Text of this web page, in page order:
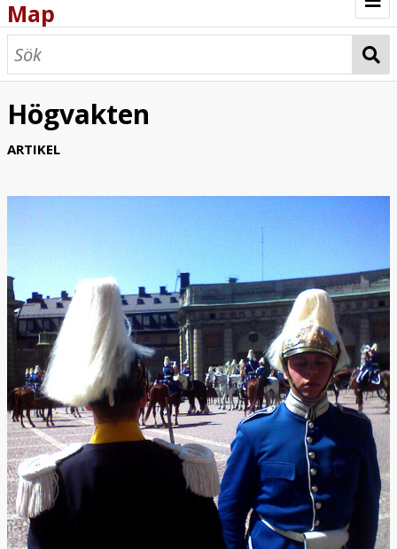
Map
Browse
Map
Högvakten
ARTIKEL